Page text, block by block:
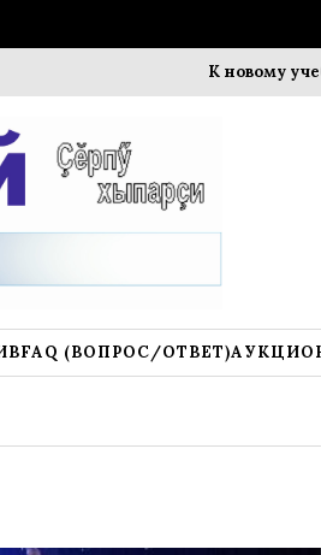
К новому учебному
FAQ (ВОПРОС/ОТВЕТ)